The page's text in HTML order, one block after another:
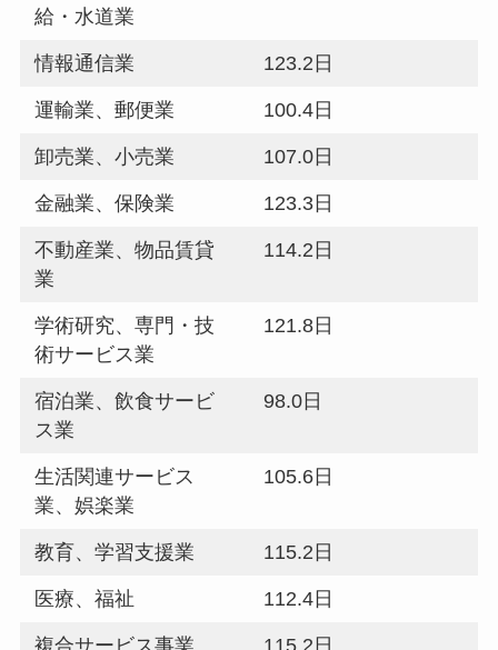
給・水道業
情報通信業 123.2日
運輸業、郵便業 100.4日
卸売業、小売業 107.0日
金融業、保険業 123.3日
不動産業、物品賃貸
業
114.2日
学術研究、専門・技
術サービス業
121.8日
宿泊業、飲食サービ
ス業
98.0日
生活関連サービス
業、娯楽業
105.6日
教育、学習支援業 115.2日
医療、福祉 112.4日
複合サービス事業 115.2日